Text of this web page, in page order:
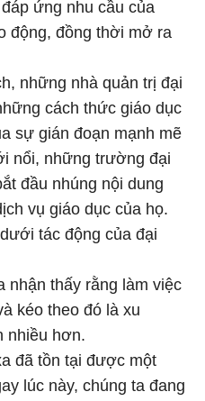
ứng nhu cầu của
động, đồng thời mở ra
những nhà quản trị đại
cách thức giáo dục
sự gián đoạn mạnh mẽ
nổi, những trường đại
đầu nhúng nội dung
vụ giáo dục của họ.
tác động của đại
nhận thấy rằng làm việc
kéo theo đó là xu
nhiều hơn.
đã tồn tại được một
lúc này, chúng ta đang